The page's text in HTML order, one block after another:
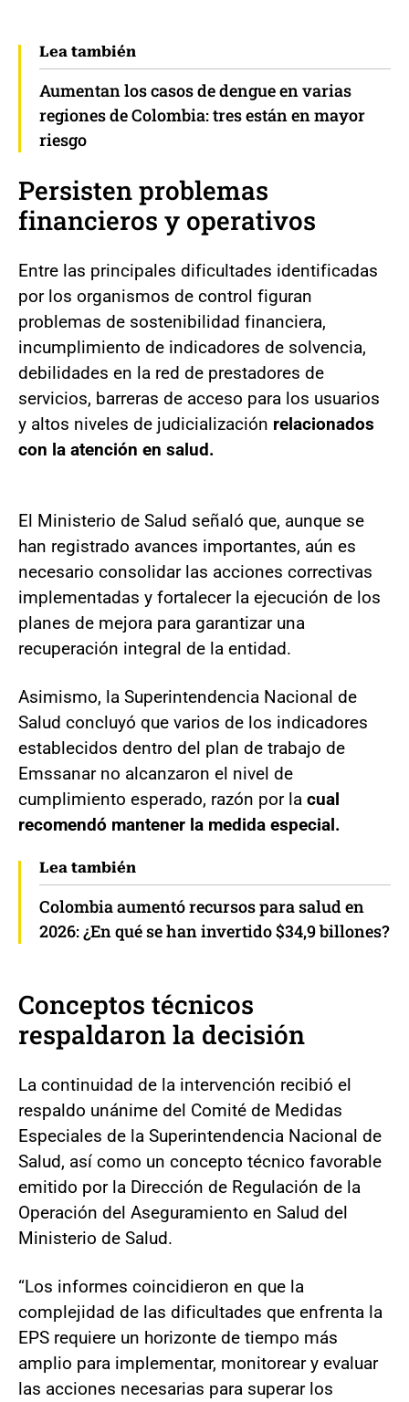
Lea también
Aumentan los casos de dengue en varias
regiones de Colombia: tres están en mayor
riesgo
Persisten problemas
financieros y operativos
Entre las principales dificultades identificadas
por los organismos de control figuran
problemas de sostenibilidad financiera,
incumplimiento de indicadores de solvencia,
debilidades en la red de prestadores de
servicios, barreras de acceso para los usuarios
y altos niveles de judicialización relacionados
con la atención en salud.
El Ministerio de Salud señaló que, aunque se
han registrado avances importantes, aún es
necesario consolidar las acciones correctivas
implementadas y fortalecer la ejecución de los
planes de mejora para garantizar una
recuperación integral de la entidad.
Asimismo, la Superintendencia Nacional de
Salud concluyó que varios de los indicadores
establecidos dentro del plan de trabajo de
Emssanar no alcanzaron el nivel de
cumplimiento esperado, razón por la cual
recomendó mantener la medida especial.
Lea también
Colombia aumentó recursos para salud en
2026: ¿En qué se han invertido $34,9 billones?
Conceptos técnicos
respaldaron la decisión
La continuidad de la intervención recibió el
respaldo unánime del Comité de Medidas
Especiales de la Superintendencia Nacional de
Salud, así como un concepto técnico favorable
emitido por la Dirección de Regulación de la
Operación del Aseguramiento en Salud del
Ministerio de Salud.
“Los informes coincidieron en que la
complejidad de las dificultades que enfrenta la
EPS requiere un horizonte de tiempo más
amplio para implementar, monitorear y evaluar
las acciones necesarias para superar los